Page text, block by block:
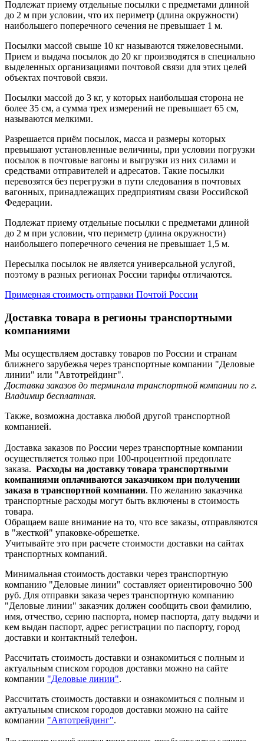
Подлежат приему отдельные посылки с предметами длиной
до 2 м при условии, что их периметр (длина окружности)
наибольшего поперечного сечения не превышает 1 м.
Посылки массой свыше 10 кг называются тяжеловесными.
Прием и выдача посылок до 20 кг производятся в специально
выделенных организациями почтовой связи для этих целей
объектах почтовой связи.
Посылки массой до 3 кг, у которых наибольшая сторона не
более 35 см, а сумма трех измерений не превышает 65 см,
называются мелкими.
Разрешается приём посылок, масса и размеры которых
превышают установленные величины, при условии погрузки
посылок в почтовые вагоны и выгрузки из них силами и
средствами отправителей и адресатов. Такие посылки
перевозятся без перегрузки в пути следования в почтовых
вагонных, принадлежащих предприятиям связи Российской
Федерации.
Подлежат приему отдельные посылки с предметами длиной
до 2 м при условии, что периметр (длина окружности)
наибольшего поперечного сечения не превышает 1,5 м.
Пересылка посылок не является универсальной услугой,
поэтому в разных регионах России тарифы отличаются.
Примерная стоимость отправки Почтой России
Доставка товара в регионы транспортными
компаниями
Мы осуществляем доставку товаров по России и странам
ближнего зарубежья через транспортные компании "Деловые
линии" или "Автотрейдинг".
Доставка заказов до терминала транспортной компании по г.
Владимир бесплатная.
Также, возможна доставка любой другой транспортной
компанией.
Доставка заказов по России через транспортные компании
осуществляется только при 100-процентной предоплате
заказа. Расходы на доставку товара транспортными
компаниями оплачиваются заказчиком при получении
заказа в транспортной компании. По желанию заказчика
транспортные расходы могут быть включены в стоимость
товара.
Обращаем ваше внимание на то, что все заказы, отправляются
в "жесткой" упаковке-обрешетке.
Учитывайте это при расчете стоимости доставки на сайтах
транспортных компаний.
Минимальная стоимость доставки через транспортную
компанию "Деловые линии" составляет ориентировочно 500
руб. Для отправки заказа через транспортную компанию
"Деловые линии" заказчик должен сообщить свои фамилию,
имя, отчество, серию паспорта, номер паспорта, дату выдачи и
кем выдан паспорт, адрес регистрации по паспорту, город
доставки и контактный телефон.
Рассчитать стоимость доставки и ознакомиться с полным и
актуальным списком городов доставки можно на сайте
компании "Деловые линии".
Рассчитать стоимость доставки и ознакомиться с полным и
актуальным списком городов доставки можно на сайте
компании "Автотрейдинг".